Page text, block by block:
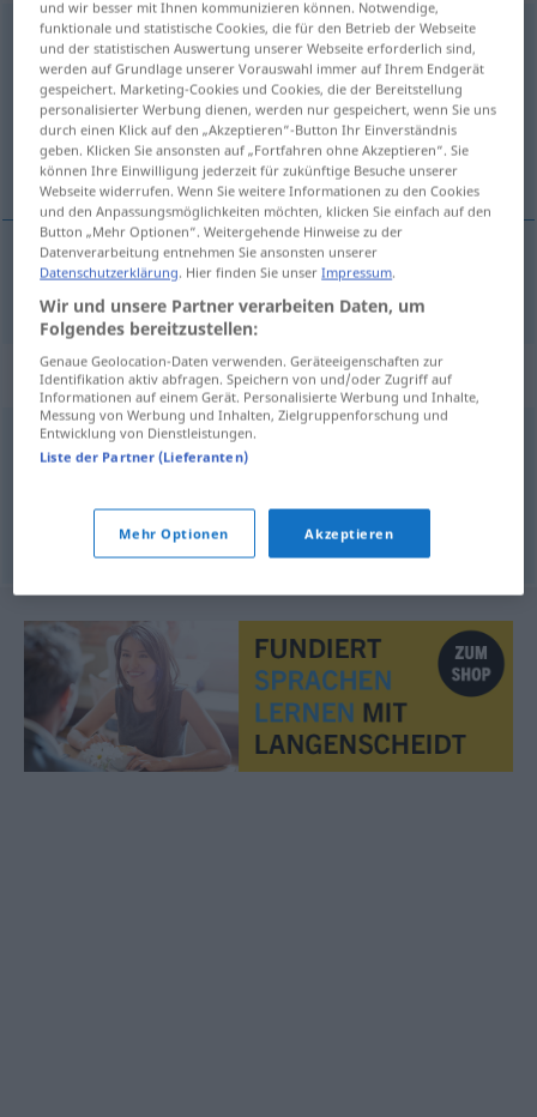
Vorbedingung f <Vorbedingung;-en>
Übersicht aller Übersetzungen
(Für mehr Details die Übersetzung anklicken/antippen)
preduvjet
preduvjet Vorbedingung
Synonyme für "Vorbedingung"
Notwendigkeit,These,Kriterium
© OpenThesaurus.de
und wir besser mit Ihnen kommunizieren können. Notwendige,
funktionale und statistische Cookies, die für den Betrieb der Webseite
und der statistischen Auswertung unserer Webseite erforderlich sind,
werden auf Grundlage unserer Vorauswahl immer auf Ihrem Endgerät
gespeichert. Marketing-Cookies und Cookies, die der Bereitstellung
personalisierter Werbung dienen, werden nur gespeichert, wenn Sie uns
durch einen Klick auf den „Akzeptieren“-Button Ihr Einverständnis
geben. Klicken Sie ansonsten auf „Fortfahren ohne Akzeptieren“. Sie
können Ihre Einwilligung jederzeit für zukünftige Besuche unserer
Webseite widerrufen. Wenn Sie weitere Informationen zu den Cookies
und den Anpassungsmöglichkeiten möchten, klicken Sie einfach auf den
Button „Mehr Optionen“. Weitergehende Hinweise zu der
Datenverarbeitung entnehmen Sie ansonsten unserer
Datenschutzerklärung. Hier finden Sie unserImpressum.
Wir und unsere Partner verarbeiten Daten, um
Folgendes bereitzustellen:
Genaue Geolocation-Daten verwenden. Geräteeigenschaften zur
Identifikation aktiv abfragen. Speichern von und/oder Zugriff auf
Informationen auf einem Gerät. Personalisierte Werbung und Inhalte,
Messung von Werbung und Inhalten, Zielgruppenforschung und
Entwicklung von Dienstleistungen.
Liste der Partner (Lieferanten)
Mehr Optionen Akzeptieren